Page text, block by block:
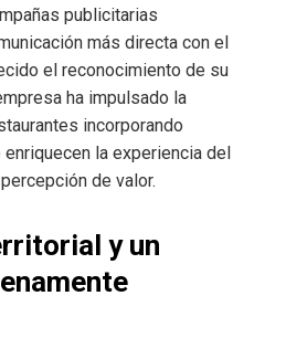
publicitarias
más directa con el
el reconocimiento de su
ha impulsado la
incorporando
la experiencia del
de valor.
y un